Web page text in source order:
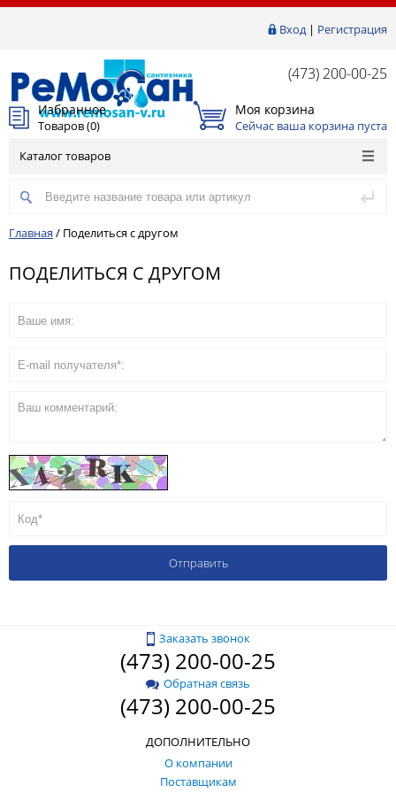
Вход| Регистрация
(473) 200-00-25
Избранное
Товаров (0)
Моя корзина
Сейчас ваша корзина пуста
Каталог товаров
Главная / Поделиться с другом
ПОДЕЛИТЬСЯ С ДРУГОМ
Заказать звонок
(473) 200-00-25
Обратная связь
(473) 200-00-25
ДОПОЛНИТЕЛЬНО
О компании
Поставщикам